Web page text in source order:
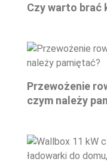
Czy warto brać
Przewożenie
czym należy